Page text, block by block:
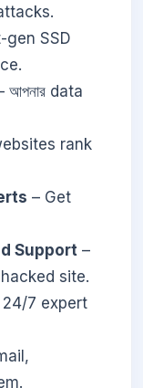
gen SSD
আপনার data
rank
– Get
Support –
site.
24/7 expert